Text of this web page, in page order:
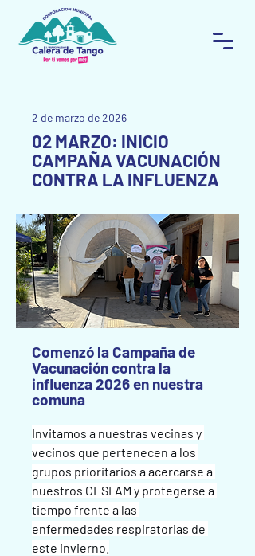
2 de marzo de 2026
02 MARZO: INICIO
CAMPAÑA VACUNACIÓN
CONTRA LA INFLUENZA
Comenzó la Campaña de
Vacunación contra la
influenza 2026 en nuestra
comuna
Invitamos a nuestras vecinas y
vecinos que pertenecen a los
grupos prioritarios a acercarse a
nuestros CESFAM y protegerse a
tiempo frente a las
enfermedades respiratorias de
este invierno.